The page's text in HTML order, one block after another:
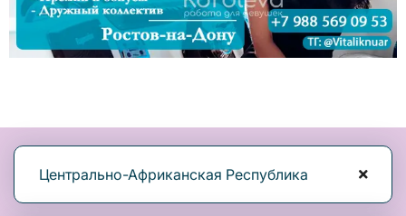
Центрально-Африканская Республика